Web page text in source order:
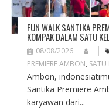
FUN WALK SANTIKA
KOMPAK DALAM SATU
08/08/2026
PREMIERE AMBON, SATU
Ambon,
Santika Premiere
karyawan dari...